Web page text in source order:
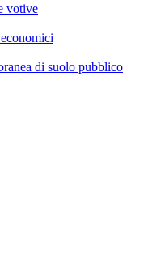
votive
di suolo pubblico